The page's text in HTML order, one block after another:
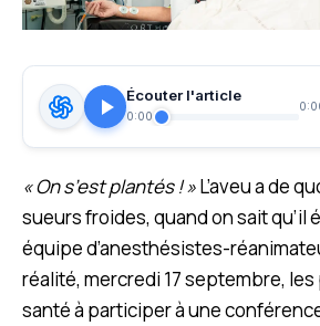
Écouter l'article
0:00
« On s’est plantés ! »L’aveu a de
sueurs froides, quand on sait qu’il
équipe d’anesthésistes-
réalité, mercredi 17 septembre,
santé à participer à une